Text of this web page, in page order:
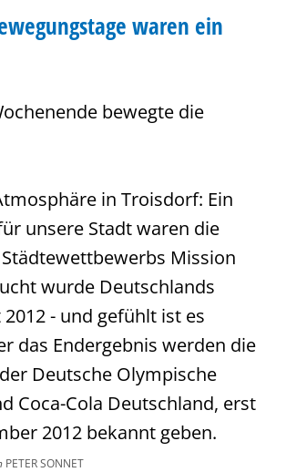
waren ein
bewegte die
in Troisdorf: Ein
unsere Stadt waren die
Mission
wurde Deutschlands
- und gefühlt ist es
das Endergebnis werden die
Deutsche Olympische
Coca-Cola Deutschland, erst
2012 bekannt geben.
PETER SONNET